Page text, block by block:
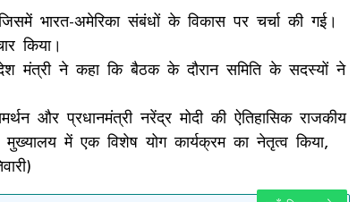
भारत-अमेरिका संबंधों के विकास पर चर्चा की गई।
किया।
मंत्री ने कहा कि बैठक के दौरान समिति के सदस्यों ने
और प्रधानमंत्री नरेंद्र मोदी की ऐतिहासिक राजकीय
में एक विशेष योग कार्यक्रम का नेतृत्व किया,